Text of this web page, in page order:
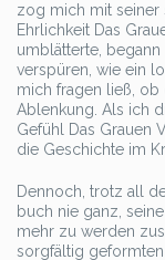
zog mich mit seiner
Ehrlichkeit Das
umblätterte,
verspüren, wie ein
mich fragen ließ, ob
Ablenkung. Als ich
Gefühl Das Grauen
die Geschichte im
Dennoch, trotz all
buch nie ganz,
mehr zu werden
sorgfältig geformten